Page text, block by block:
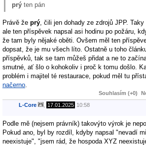
prý ten pán
Právě že prý , čili jen dohady ze zdrojů JPP.
ale ten příspěvek napsal asi hodinu po požáru,
že tam byly nějaké oběti. Ovšem měl ten
dopsat, že je mu všech líto. Ostatně u toho
příspěvků, tak se tam můžeš přidat a ne to
smutné, ať šlo o kohokoliv i proč k tomu došlo.
problém i majitel té restaurace, pokud měl tu
načerno
Souhlasím (+0)
L-Core 17.01.2025 10:58
Podle mě (nejsem právník) takovýto výrok je
Pokud ano, byl by rozdíl, kdyby napsal "nevadí
neexistuje", "jsem rád, že hospoda XYZ